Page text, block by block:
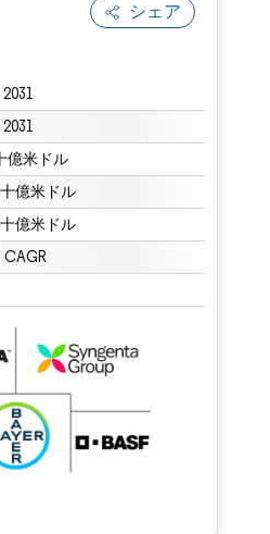
シェア
2031
2031
億米ドル
億米ドル
億米ドル
CAGR
4.0の表示が必要です。